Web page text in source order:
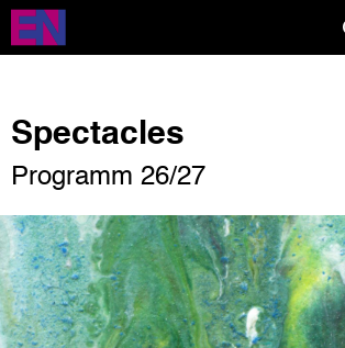
Direkt
zum
Inhalt
Spectacles
Programm 26/27